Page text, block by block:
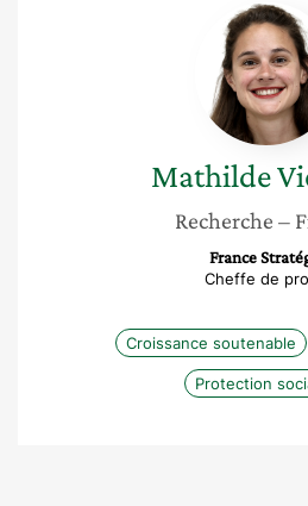
Mathilde
Recherche –
France
Cheffe de
Croissance soutenable
Protection